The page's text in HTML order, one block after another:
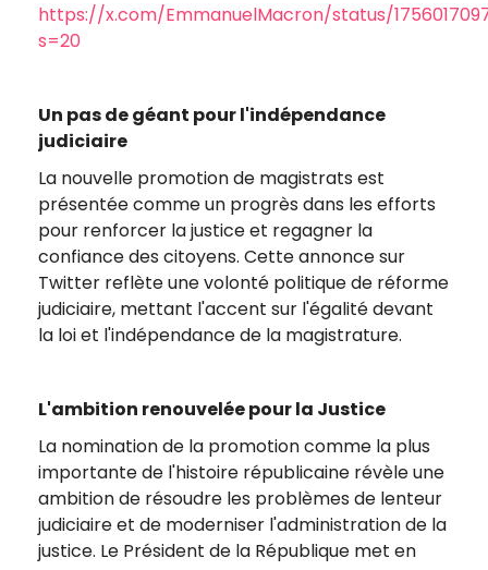
https://x.com/EmmanuelMacron/status/
s=20
Un pas de géant pour l'indépendance
judiciaire
La nouvelle promotion de magistrats est
présentée comme un progrès dans les efforts
pour renforcer la justice et regagner la
confiance des citoyens. Cette annonce sur
Twitter reflète une volonté politique de réforme
judiciaire, mettant l'accent sur l'égalité devant
la loi et l'indépendance de la magistrature.
L'ambition renouvelée pour la Justice
La nomination de la promotion comme la plus
importante de l'histoire républicaine révèle une
ambition de résoudre les problèmes de lenteur
judiciaire et de moderniser l'administration de la
justice. Le Président de la République met en